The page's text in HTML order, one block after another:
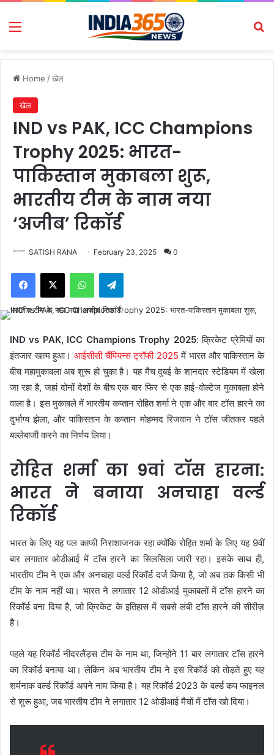
Menu
Home /खेल
खेल
IND vs PAK, ICC Champions
Trophy 2025: भारत-
पाकिस्तान मुकाबला शुरू,
भारतीय टीम के नाम नया
‘अजीब’ रिकॉर्ड
SATISH RANA February 23, 2025 0
Facebook
X WhatsAppTelegram
IND vs PAK, ICC Champions Trophy 2025: क्रिकेट प्रेमियों का
इंतजार खत्म हुआ। आईसीसी चैंपियन्स ट्रॉफी 2025 में भारत और पाकिस्तान के
बीच महामुकाबला अब शुरू हो चुका है। यह मैच दुबई के शानदार स्टेडियम में खेला
जा रहा है, जहां दोनों देशों के बीच एक बार फिर से एक हाई-वोल्टेज मुकाबला होने
वाला है। इस मुकाबले में भारतीय कप्तान रोहित शर्मा ने एक और बार टॉस हारने का
दुर्भाग्य झेला, और पाकिस्तान के कप्तान मोहम्मद रिजवान ने टॉस जीतकर पहले
बल्लेबाजी करने का निर्णय लिया।
रोहित शर्मा का 9वां टॉस हारना:
भारत ने बनाया अनचाहा वर्ल्ड
रिकॉर्ड
भारत के लिए यह पल काफी निराशाजनक रहा क्योंकि रोहित शर्मा के लिए यह 9वीं
बार लगातार ओडीआई में टॉस हारने का सिलसिला जारी रहा। इसके साथ ही,
भारतीय टीम ने एक और अनचाहा वर्ल्ड रिकॉर्ड दर्ज किया है, जो अब तक किसी भी
टीम के नाम नहीं था। भारत ने लगातार 12 ओडीआई मुकाबलों में टॉस हारने का
रिकॉर्ड बना दिया है, जो क्रिकेट के इतिहास में सबसे लंबी टॉस हारने की सीरीज़
है।
पहले यह रिकॉर्ड नीदरलैंड्स टीम के नाम था, जिन्होंने 11 बार लगातार टॉस हारने
का रिकॉर्ड बनाया था। लेकिन अब भारतीय टीम ने इस रिकॉर्ड को तोड़ते हुए यह
शर्मनाक वर्ल्ड रिकॉर्ड अपने नाम किया है। यह रिकॉर्ड 2023 के वर्ल्ड कप फाइनल
से शुरू हुआ, जब भारतीय टीम ने लगातार 12 ओडीआई मैचों में टॉस खो दिया।